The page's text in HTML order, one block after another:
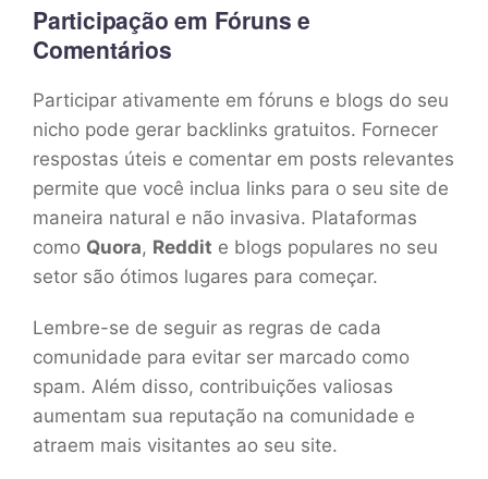
Participação em Fóruns e
Comentários
Participar ativamente em fóruns e blogs do seu
nicho pode gerar backlinks gratuitos. Fornecer
respostas úteis e comentar em posts relevantes
permite que você inclua links para o seu site de
maneira natural e não invasiva. Plataformas
como Quora, Reddit e blogs populares no seu
setor são ótimos lugares para começar.
Lembre-se de seguir as regras de cada
comunidade para evitar ser marcado como
spam. Além disso, contribuições valiosas
aumentam sua reputação na comunidade e
atraem mais visitantes ao seu site.